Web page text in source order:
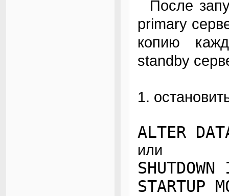
После запуска и проверки работоспособности
primary
копию
standby
1.
ALTER
или
STARTUP